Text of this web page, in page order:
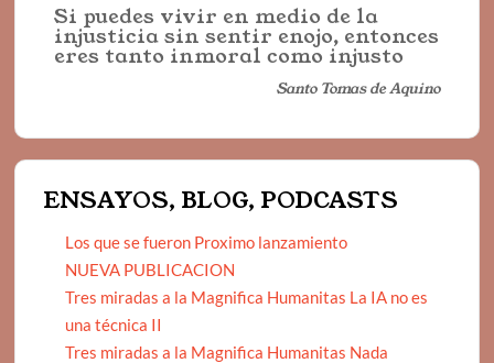
Si puedes vivir en medio de la
injusticia sin sentir enojo, entonces
eres tanto inmoral como injusto
Santo Tomas de Aquino
ENSAYOS, BLOG, PODCASTS
Los que se fueron Proximo lanzamiento
NUEVA PUBLICACION
Tres miradas a la Magnifica Humanitas La IA no es
una técnica II
Tres miradas a la Magnifica Humanitas Nada